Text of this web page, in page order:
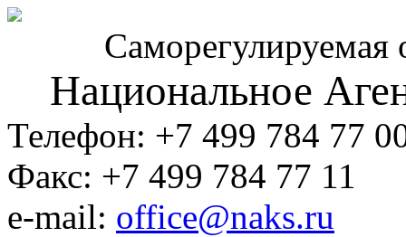
Саморегулируемая
Национальное
Телефон: +7 499 784 77
Факс: +7 499 784 77 11
e-mail: office@naks.ru